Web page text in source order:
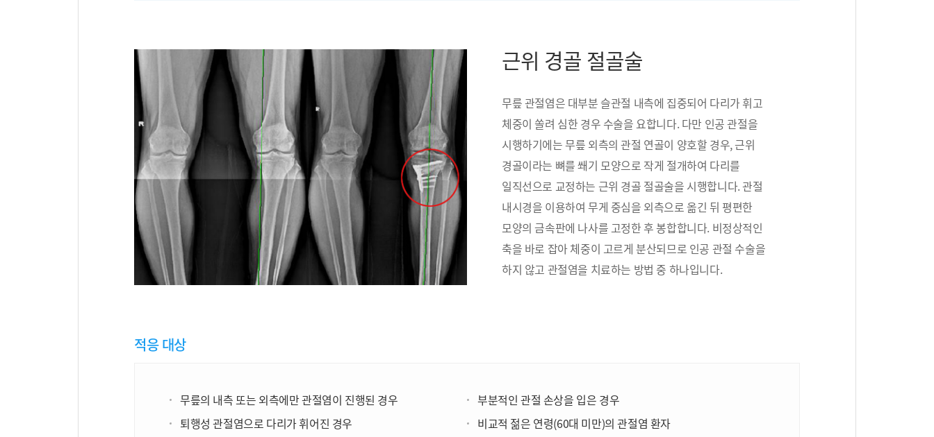
근위 경골 절골술
무릎 관절염은 대부분 슬관절 내측에 집중되어 다리가 휘고
체중이 쏠려 심한 경우 수술을 요합니다. 다만 인공 관절을
시행하기에는 무릎 외측의 관절 연골이 양호할 경우, 근위
경골이라는 뼈를 쐐기 모양으로 작게 절개하여 다리를
일직선으로 교정하는 근위 경골 절골술을 시행합니다. 관절
내시경을 이용하여 무게 중심을 외측으로 옮긴 뒤 평편한
모양의 금속판에 나사를 고정한 후 봉합합니다. 비정상적인
축을 바로 잡아 체중이 고르게 분산되므로 인공 관절 수술을
하지 않고 관절염을 치료하는 방법 중 하나입니다.
적응 대상
무릎의 내측 또는 외측에만 관절염이 진행된 경우
퇴행성 관절염으로 다리가 휘어진 경우
부분적인 관절 손상을 입은 경우
비교적 젊은 연령(60대 미만)의 관절염 환자